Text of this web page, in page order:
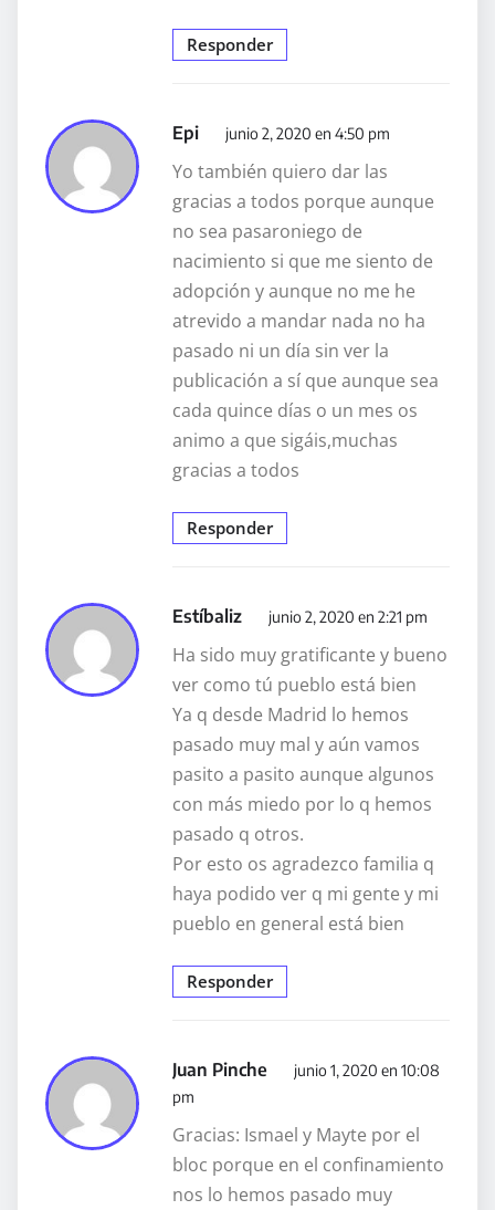
Responder
Epi junio 2, 2020 en 4:50 pm
Yo también quiero dar las
gracias a todos porque aunque
no sea pasaroniego de
nacimiento si que me siento de
adopción y aunque no me he
atrevido a mandar nada no ha
pasado ni un día sin ver la
publicación a sí que aunque sea
cada quince días o un mes os
animo a que sigáis,muchas
gracias a todos
Responder
Estíbaliz junio 2, 2020 en 2:21 pm
Ha sido muy gratificante y bueno
ver como tú pueblo está bien
Ya q desde Madrid lo hemos
pasado muy mal y aún vamos
pasito a pasito aunque algunos
con más miedo por lo q hemos
pasado q otros.
Por esto os agradezco familia q
haya podido ver q mi gente y mi
pueblo en general está bien
Responder
Juan Pinche
junio 1, 2020 en 10:08
pm
Gracias: Ismael y Mayte por el
bloc porque en el confinamiento
nos lo hemos pasado muy